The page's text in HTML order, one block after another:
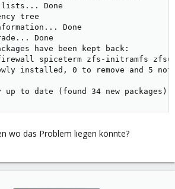
lists... Done
tree
Done
Done
have been kept back:
spiceterm zfs-initramfs
installed, 0 to remove and 5 not
to date (found 34 new packages)
wo das Problem liegen könnte?